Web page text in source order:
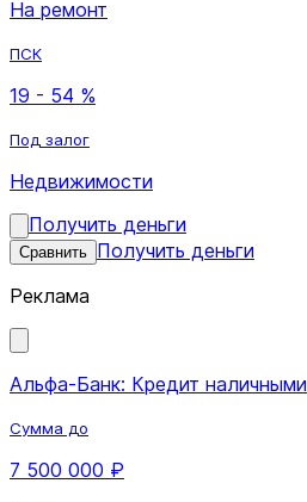
На ремонт
ПСК
19 - 54 %
Под залог
Недвижимости
Получить деньги
Сравнить Получить деньги
Реклама
Альфа-Банк: Кредит наличными
Сумма до
7 500 000 ₽